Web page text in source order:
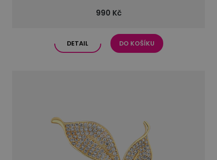
990 Kč
DETAIL DO KOŠÍKU